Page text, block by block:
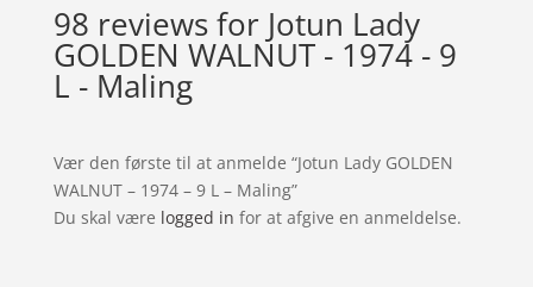
98 reviews for Jotun Lady
GOLDEN WALNUT - 1974 - 9
L - Maling
Vær den første til at anmelde “Jotun Lady GOLDEN
WALNUT – 1974 – 9 L – Maling”
Du skal være logged in for at afgive en anmeldelse.